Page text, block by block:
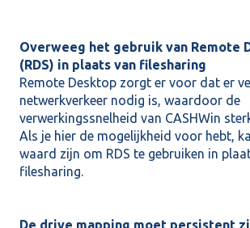
Overweeg het gebruik van Remote
(RDS) in plaats van filesharing
Remote Desktop zorgt er voor dat er
netwerkverkeer nodig is, waardoor de
verwerkingssnelheid van CASHWin
Als je hier de mogelijkheid voor hebt,
waard zijn om RDS te gebruiken in
filesharing.
De drive mapping moet persistent